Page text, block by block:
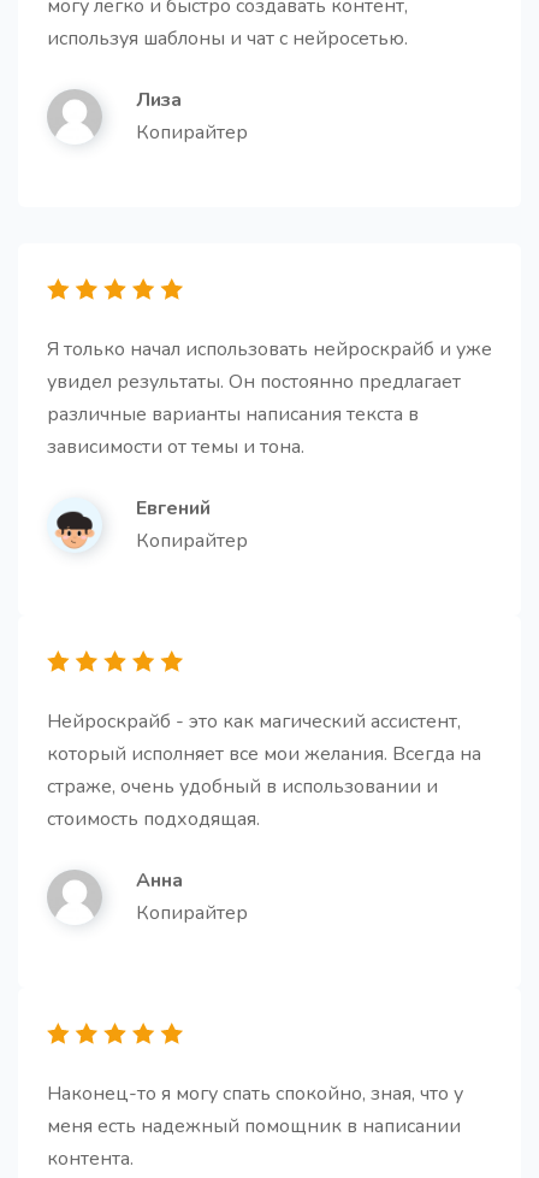
Получите короткие и простые подзаголовки для
вашей статьи
Этот шаблон поможет создать структуру, которая
будет удерживать внимание читателя и приводить
10 кликбейтных заголовков
10 кликбейтных заголовков для любого контента,
Буллет-поинты на основе текста
Про
Создайте убедительные буллет-поинты на основе
информацию
Получите структурированное введение к статье,
которое решает ключевые задачи: привлекает
внимание, обозначает проблему, показывает
ценность и мотивирует дочитать до конца
могу легко и быстро создавать контент,
используя шаблоны и чат с нейросетью.
Лиза
Копирайтер
Я только начал использовать нейроскрайб и уже
увидел результаты. Он постоянно предлагает
различные варианты написания текста в
зависимости от темы и тона.
Евгений
Копирайтер
Нейроскрайб - это как магический ассистент,
который исполняет все мои желания. Всегда на
страже, очень удобный в использовании и
стоимость подходящая.
Анна
Копирайтер
Наконец-то я могу спать спокойно, зная, что у
меня есть надежный помощник в написании
контента.